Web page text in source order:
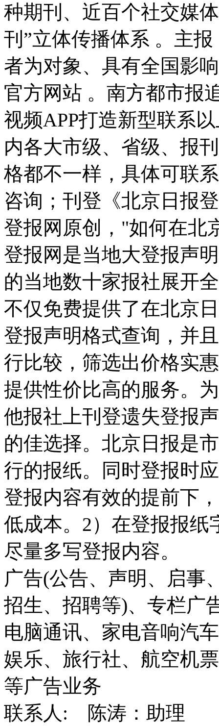
种期刊、近百个社交媒
刊”立体传播体系 。主
者为对象、具有全国影
官方网站 。南方都市报
视频APP打造新型联系
内各大市级、省级、报
格都不一样，具体可联
咨询；刊登《北京日报
登报网原创，"如何在北
登报网是当地大登报声
的当地数十家报社展开
不仅免费提供了在北京
登报声明格式查询，并
行比较，筛选出价格实
提供性价比高的服务。
他报社上刊登遗失登报
的佳选择。北京日报是
行的报纸。
同时登报时
登报内容有效的提前下
低成本。2）在登报报纸
尽量多写登报内容。
广告(公告、声明、启事
招生、招聘等)、专栏广
电脑通讯、家电音响汽
娱乐、旅行社、航空机
等广告业务
联系人: 陈涛：助理